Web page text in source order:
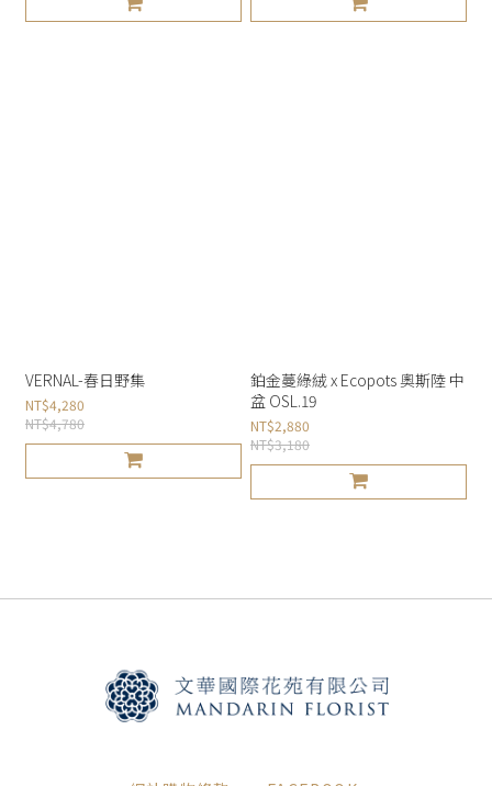
VERNAL-春日野集
NT$4,280
NT$4,780
鉑金蔓綠絨 x Ecopots 奧斯陸 中
盆 OSL.19
NT$2,880
NT$3,180